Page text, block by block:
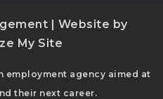
| Website by
My Site
employment agency aimed at
their next career.